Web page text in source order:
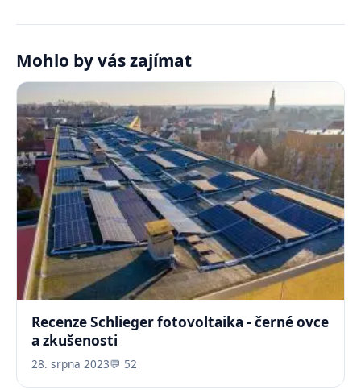
Mohlo by vás zajímat
Recenze Schlieger fotovoltaika - černé ovce
a zkušenosti
28. srpna 2023💬 52